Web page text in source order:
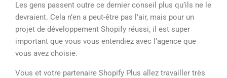
Les gens passent outre ce dernier conseil plus qu’ils ne le
devraient. Cela n’en a peut-être pas l’air, mais pour un
projet de développement Shopify réussi, il est super
important que vous vous entendiez avec l’agence que
vous avez choisie.
Vous et votre partenaire Shopify Plus allez travailler très